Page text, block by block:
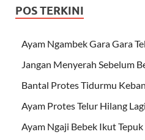
POS TERKINI
Ayam Ngambek Gara Gara
Jangan Menyerah Sebelum
Bantal Protes Tidurmu
Ayam Protes Telur Hilang Lagi
Ayam Ngaji Bebek Ikut Tepuk